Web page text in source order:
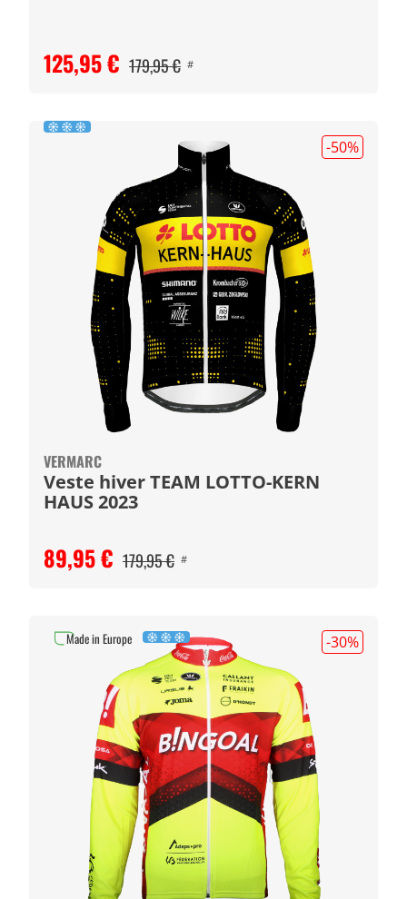
125,95 € 179,95 € #
-50%
VERMARC
Veste hiver TEAM LOTTO-KERN
HAUS 2023
89,95 € 179,95 € #
-30%
Made in Europe